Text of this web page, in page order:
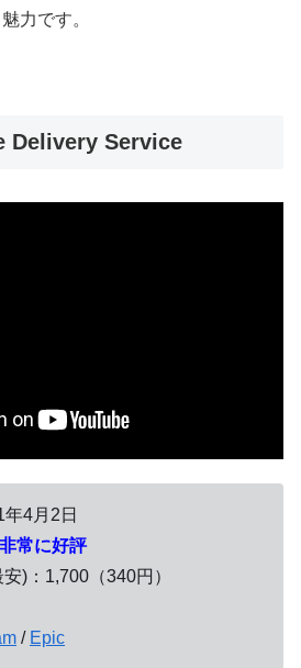
力です。
Delivery Service
年4月2日
非常に好評
)：1,700（340円）
/ Epic